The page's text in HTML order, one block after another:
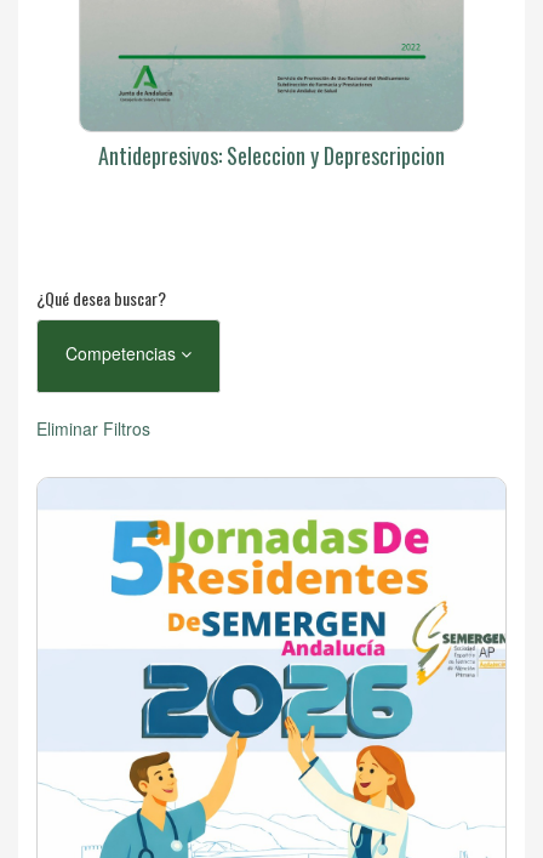
Antidepresivos: Seleccion y Deprescripcion
¿Qué desea buscar?
Competencias
Eliminar Filtros